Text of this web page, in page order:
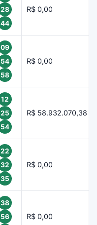
28
44
R$ 0,00
09
54
58
R$ 0,00
12
25
54
R$ 58.932.070,38
22
32
35
R$ 0,00
38
56
R$ 0,00